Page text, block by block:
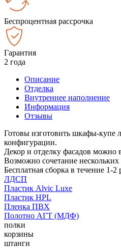
Беспроцентная рассрочка
Гарантия
2 года
Описание
Отделка
Внутреннее наполнение
Информация
Отзывы
Готовы изготовить шкафы-купе
конфигурации.
Декор и отделку фасадов можно
Возможно сочетание
Бесплатная сборка в течение 1-2
ЛДСП
Пластик Alvic Luxe
Пластик HPL
Пленка ПВХ
Полотно АГТ (МДФ)
полки
корзины
штанги